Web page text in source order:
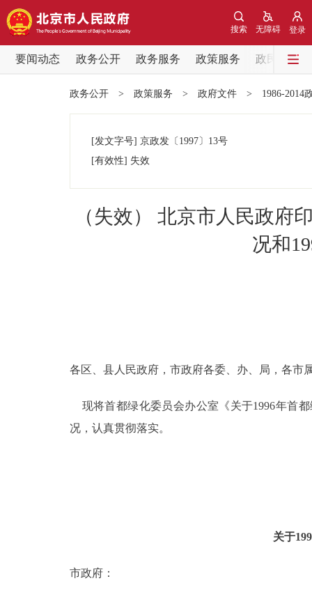
登录
无障碍
搜索
要闻动态 政务公开 政务服务 政策服务
政民互动
党中央精神
政务公开
政务公开 > 政策服务 > 政府文件 > 1986-2014
[发文字号] 京政发 〔1997〕 13号
[有效性] 失效
（失效） 北京市人民政府
况和
各区、县人民政府，市政府各委、办、局，各市
现将首都绿化委员会办公室《关于1996年首
况，认真贯彻落实。
关于
市政府：